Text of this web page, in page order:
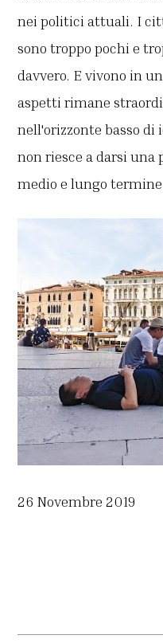
nei politici attuali. I
sono troppo pochi e
davvero. E vivono in
aspetti rimane
nell'orizzonte basso di
non riesce a darsi una
medio e lungo
26 Novembre 2019